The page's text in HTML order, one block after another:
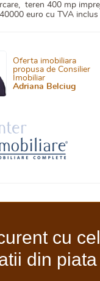
teren 400 mp
euro cu TVA inclus
Oferta imobiliara
propusa de Consilier
Imobiliar
Adriana Belciug
cu
din